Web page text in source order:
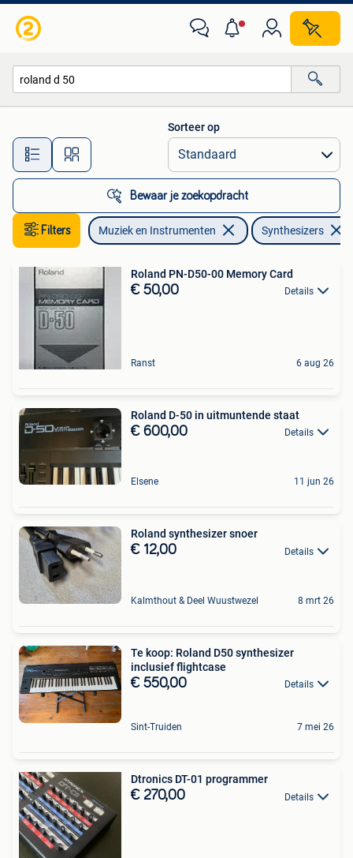
Alle afstanden…
Sorteer op
Bewaar je zoekopdracht
Filters Muziek en Instrumenten Synthesizers
Roland PN-D50-00 Memory Card
€ 50,00 Details
Ranst 6 aug 26
Roland D-50 in uitmuntende staat
€ 600,00 Details
Elsene 11 jun 26
Roland synthesizer snoer
€ 12,00 Details
Kalmthout & Deel Wuustwezel 8 mrt 26
Te koop: Roland D50 synthesizer
inclusief flightcase
€ 550,00 Details
Sint-Truiden 7 mei 26
Dtronics DT-01 programmer
€ 270,00 Details